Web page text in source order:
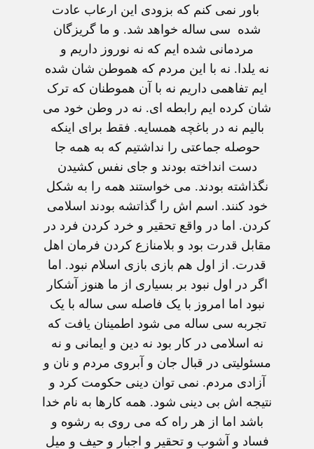
باور نمی کنم که بزودی این ارعاب عادت
شده سی ساله خواهد شد. و ما گریزگان
مردمانی شده ایم که نه نوروز داریم و
نه یلدا. نه با این مردم که هموطن شان شده
ایم تفاهمی داریم نه با آن هموطنان که ترک
شان کرده ایم رابطه ای. نه در وطن خود می
بالیم نه در باغچه همسایه. فقط برای اینکه
حوصله جماعتی را نداشتیم که به همه جا
دست انداخته بودند و جای نفس کشیدن
نگذاشته بودند. می خواستند همه را به شکل
خود کنند. اسم اش را گذاتشه بودند اسلامی
کردن. اما در واقع تحقیر و خرد کردن فرد در
مقابل قدرت بود و بلامنازع کردن فرمان اهل
قدرت. از اول هم بازی بازی اسلام نبود. اما
اگر در اول نبود بر بسیاری از ما هنوز آشکار
نبود اما امروز با یک فاصله سی ساله با یک
تجربه سی ساله می شود اطمینان یافت که
نه اسلامی در کار بود نه دین و ایمانی و نه
مسئولیتی در قبال جان و آبروی مردم و نان و
آزادی مردم. نمی توان دینی حکومت کرد و
نتیجه اش بی دینی شود. همه کارها به نام خدا
باشد اما از هر راه که می روی به رشوه و
فساد و آشوب و تحقیر و اجبار و حیف و میل